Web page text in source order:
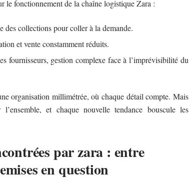
le fonctionnement de la chaîne logistique Zara :
des collections pour coller à la demande.
et vente constamment réduits.
fournisseurs, gestion complexe face à l’imprévisibilité du
organisation millimétrée, où chaque détail compte. Mais
et chaque nouvelle tendance bouscule les
par zara : entre
en question